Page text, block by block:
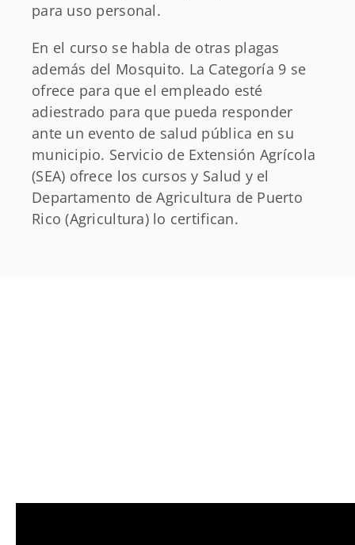
para uso personal.
En el curso se habla de otras plagas
además del Mosquito. La Categoría 9 se
ofrece para que el empleado esté
adiestrado para que pueda responder
ante un evento de salud pública en su
municipio. Servicio de Extensión Agrícola
(SEA) ofrece los cursos y Salud y el
Departamento de Agricultura de Puerto
Rico (Agricultura) lo certifican.